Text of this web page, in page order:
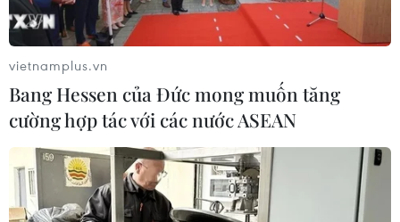
vực sông Mekong
03/04/2018 02:44
Hiện sông Mekong là một trong năm lưu vực sông lớn
trên thế giới có dòng chảy bị suy giảm nhiều nhất do
hạn hán, tác động của các công trình thủy điện trên
dòng chính.
vietnamplus.vn
Bang Hessen của Đức mong muốn tăng
cường hợp tác với các nước ASEAN